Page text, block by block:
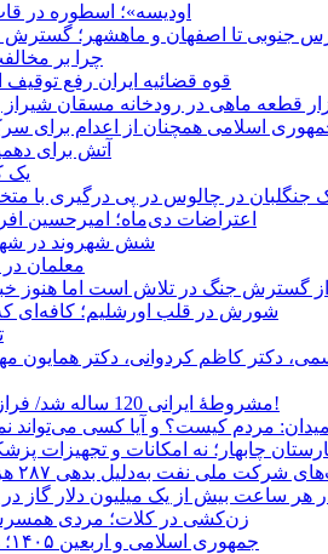
«اودیسه»؛ اسطوره
جنوبی تا اصفهان و ماهشهر؛
چرا بر
قوه قضائیه ایران رفع
اسلامی همچنان از اعدام برای
آتش برای
یک
جنگلبان در چالوس در پی درگیری با
اعتراضات دی‌ماه؛ امیرحسین
شش شهروند در
معلمان
گسترش جنگ در تلاش است اما هنوز
شورش در قلب اورشلیم؛ کافه‌ای
دکتر کاظم کردوانی، دکتر
مشروطۀ ایرانی 120 ساله شد/ فراز و نشیب آری، شکست اما نه!
کیست؟ و آیا کسی می‌تواند نماینده ۹۰ میلیون
چابهار؛ نه امکانات و تجهیزات
ملی نفت به‌دلیل بدهی ۲۸۷ هزار میلیارد تومانی مسدود شد
هر ساعت بیش از یک میلیون دلار گاز
زن‌کشی در کلات؛ مردی
جمهوری اسلامی و اربعین ۱۴۰۵؛ هزینه هنگفت و دستاورد اندک